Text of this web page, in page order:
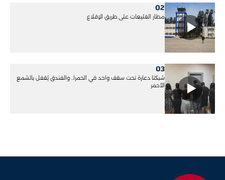
02
مطار القليعات على طريق الإقلاع
03
شبكتا دعارة تحت سقف واحد في الحمرا.. والفندق يُقفل بالشمع
الأحمر